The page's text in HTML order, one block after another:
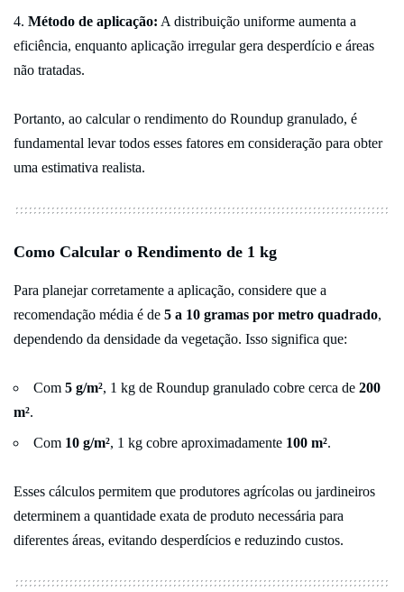
Método de aplicação: A distribuição uniforme aumenta a
eficiência, enquanto aplicação irregular gera desperdício e áreas
não tratadas.
Portanto, ao calcular o rendimento do Roundup granulado, é
fundamental levar todos esses fatores em consideração para obter
uma estimativa realista.
Como Calcular o Rendimento de 1 kg
Para planejar corretamente a aplicação, considere que a
recomendação média é de 5 a 10 gramas por metro quadrado,
dependendo da densidade da vegetação. Isso significa que:
Com5 g/m², 1 kg de Roundup granulado cobre cerca de200
m².
Com 10 g/m², 1 kg cobre aproximadamente 100 m².
Esses cálculos permitem que produtores agrícolas ou jardineiros
determinem a quantidade exata de produto necessária para
diferentes áreas, evitando desperdícios e reduzindo custos.